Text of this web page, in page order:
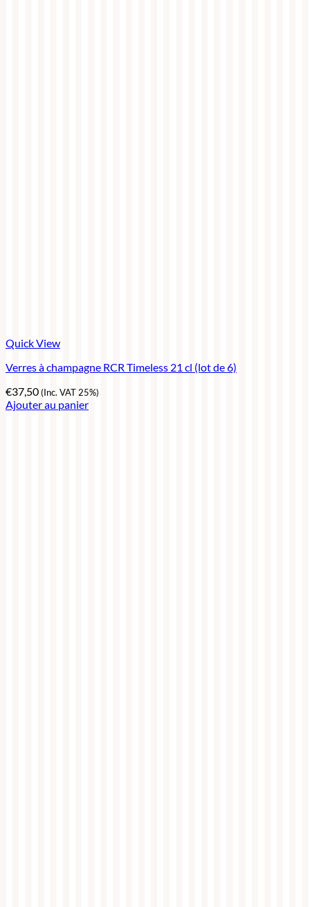
Quick View
Verres à champagne RCR Timeless 21 cl (lot de 6)
€37,50(Inc. VAT 25%)
Ajouter au panier